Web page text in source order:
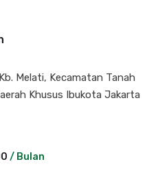
Melati, Kecamatan Tanah
Khusus Ibukota Jakarta
/ Bulan